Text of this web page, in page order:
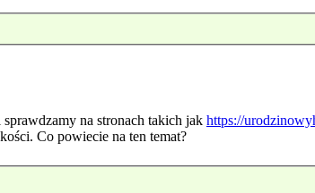
na stronach takich jak https://
Co powiecie na ten temat?